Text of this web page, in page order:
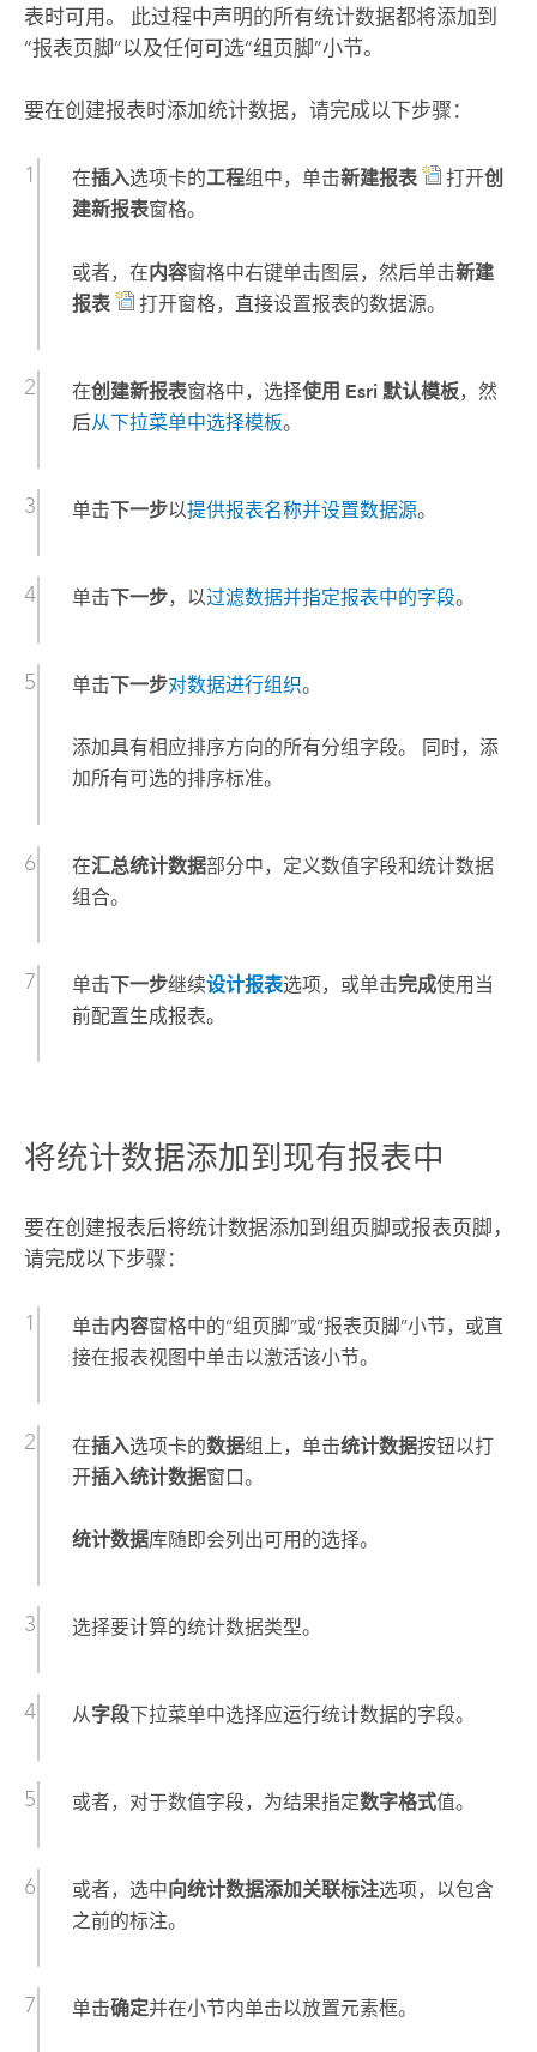
表时可用。 此过程中声明的所有统计数据都将添加到
“报表页脚”以及任何可选“组页脚”小节。
要在创建报表时添加统计数据，请完成以下步骤：
在插入选项卡的工程组中，单击新建报表 打开创
建新报表窗格。
或者，在内容窗格中右键单击图层，然后单击新建
报表
打开窗格，直接设置报表的数据源。
在创建新报表窗格中，选择使用 Esri 默认模板，然
后从下拉菜单中选择模板。
单击下一步以提供报表名称并设置数据源。
单击下一步，以过滤数据并指定报表中的字段。
单击下一步对数据进行组织。
添加具有相应排序方向的所有分组字段。 同时，添
加所有可选的排序标准。
在汇总统计数据部分中，定义数值字段和统计数据
组合。
单击下一步继续设计报表选项，或单击完成使用当
前配置生成报表。
将统计数据添加到现有报表中
要在创建报表后将统计数据添加到组页脚或报表页脚，
请完成以下步骤：
单击内容窗格中的“组页脚”或“报表页脚”小节，或直
接在报表视图中单击以激活该小节。
在插入选项卡的数据组上，单击统计数据按钮以打
开插入统计数据窗口。
统计数据库随即会列出可用的选择。
选择要计算的统计数据类型。
从字段下拉菜单中选择应运行统计数据的字段。
或者，对于数值字段，为结果指定数字格式值。
或者，选中向统计数据添加关联标注选项，以包含
之前的标注。
单击确定并在小节内单击以放置元素框。